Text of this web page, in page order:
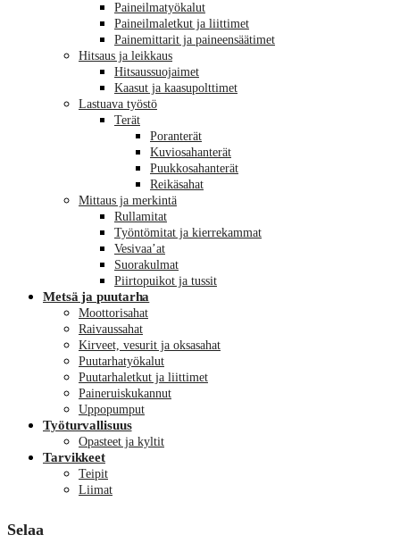
Paineilmatyökalut
Paineilmaletkut ja liittimet
Painemittarit ja paineensäätimet
Hitsaus ja leikkaus
Hitsaussuojaimet
Kaasut ja kaasupolttimet
Lastuava työstö
Terät
Poranterät
Kuviosahanterät
Puukkosahanterät
Reikäsahat
Mittaus ja merkintä
Rullamitat
Työntömitat ja kierrekammat
Vesivaa’at
Suorakulmat
Piirtopuikot ja tussit
Metsä ja puutarha
Moottorisahat
Raivaussahat
Kirveet, vesurit ja oksasahat
Puutarhatyökalut
Puutarhaletkut ja liittimet
Paineruiskukannut
Uppopumput
Työturvallisuus
Opasteet ja kyltit
Tarvikkeet
Teipit
Liimat
Selaa